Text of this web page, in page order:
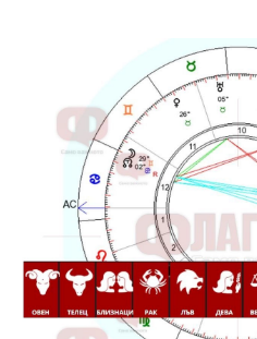
Управители:
Василев,
v.vasilev@flagman.bg
Катя
Касабова,
еmail:
k.kassabova@flagman.bg